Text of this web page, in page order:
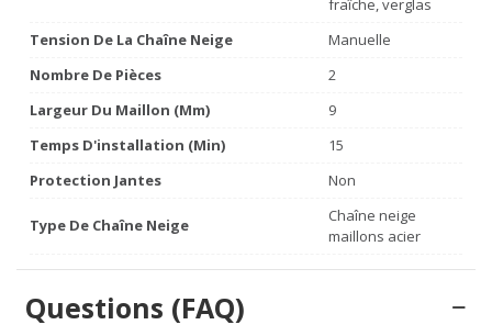
Tension De La Chaîne Neige
Manuelle
Nombre De Pièces
2
Largeur Du Maillon (mm)
9
Temps D'installation (min)
15
Protection Jantes
Non
Type De Chaîne Neige
Chaîne neige
maillons acier
Questions (FAQ)